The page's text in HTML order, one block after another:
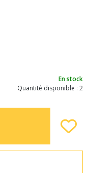
En stock
Quantité disponible : 2